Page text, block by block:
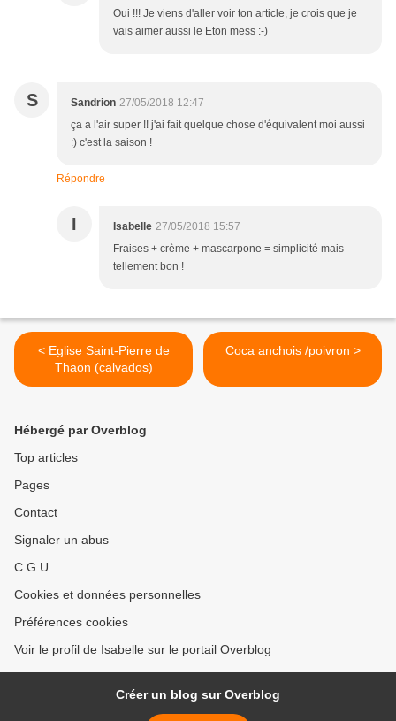
Oui !!! Je viens d'aller voir ton article, je crois que je
vais aimer aussi le Eton mess :-)
S Sandrion 27/05/2018 12:47
ça a l'air super !! j'ai fait quelque chose d'équivalent moi aussi
:) c'est la saison !
Répondre
I Isabelle 27/05/2018 15:57
Fraises + crème + mascarpone = simplicité mais
tellement bon !
< Eglise Saint-Pierre de
Thaon (calvados)
Coca anchois /poivron >
Hébergé par Overblog
Top articles
Pages
Contact
Signaler un abus
C.G.U.
Cookies et données personnelles
Préférences cookies
Voir le profil de Isabelle sur le portail Overblog
Créer un blog sur Overblog